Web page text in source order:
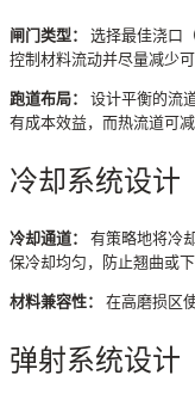
闸门类型： 选择最佳浇口
控制材料流动并尽量减少可
跑道布局： 设计平衡的流
有成本效益，而热流道可
冷却系统设计
冷却通道： 有策略地将冷
保冷却均匀，防止翘曲或下
材料兼容性： 在高磨损区
弹射系统设计